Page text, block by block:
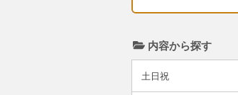
内容から探す
土日祝